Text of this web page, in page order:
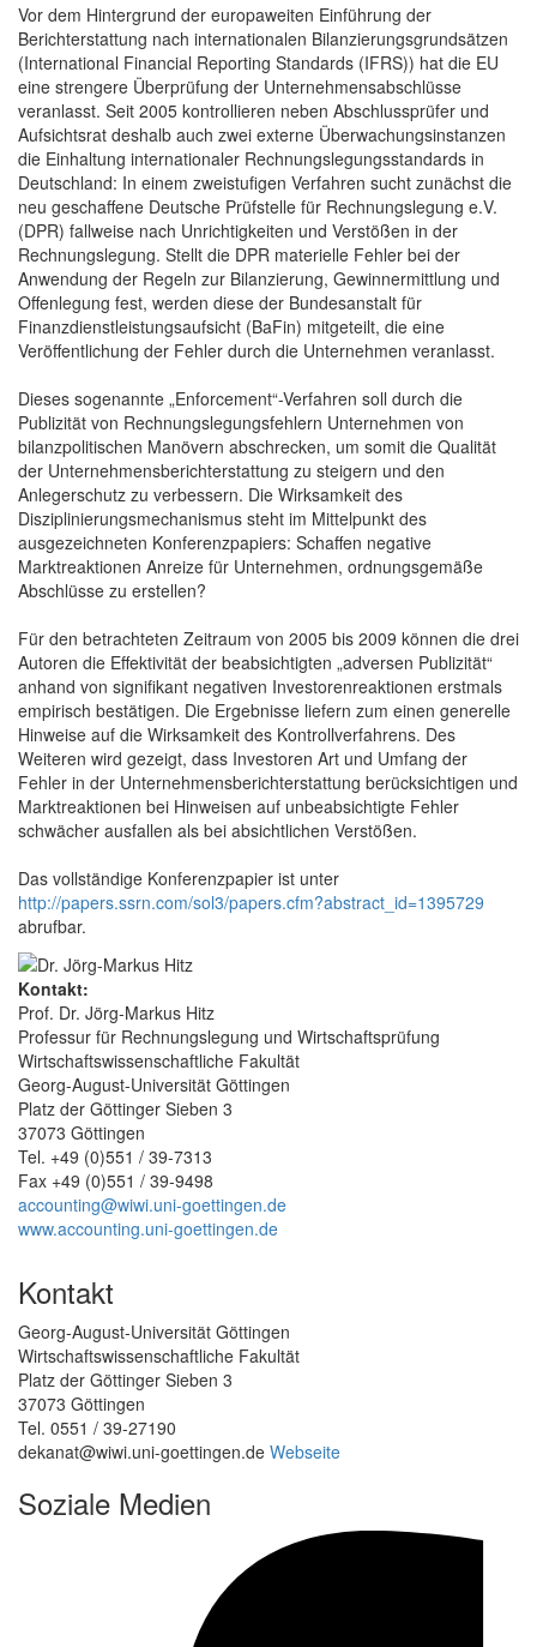
Vor dem Hintergrund der europaweiten Einführung der
Berichterstattung nach internationalen Bilanzierungsgrundsätzen
(International Financial Reporting Standards (IFRS)) hat die EU
eine strengere Überprüfung der Unternehmensabschlüsse
veranlasst. Seit 2005 kontrollieren neben Abschlussprüfer und
Aufsichtsrat deshalb auch zwei externe Überwachungsinstanzen
die Einhaltung internationaler Rechnungslegungsstandards in
Deutschland: In einem zweistufigen Verfahren sucht zunächst die
neu geschaffene Deutsche Prüfstelle für Rechnungslegung e.V.
(DPR) fallweise nach Unrichtigkeiten und Verstößen in der
Rechnungslegung. Stellt die DPR materielle Fehler bei der
Anwendung der Regeln zur Bilanzierung, Gewinnermittlung und
Offenlegung fest, werden diese der Bundesanstalt für
Finanzdienstleistungsaufsicht (BaFin) mitgeteilt, die eine
Veröffentlichung der Fehler durch die Unternehmen veranlasst.
Dieses sogenannte „Enforcement“-Verfahren soll durch die
Publizität von Rechnungslegungsfehlern Unternehmen von
bilanzpolitischen Manövern abschrecken, um somit die Qualität
der Unternehmensberichterstattung zu steigern und den
Anlegerschutz zu verbessern. Die Wirksamkeit des
Disziplinierungsmechanismus steht im Mittelpunkt des
ausgezeichneten Konferenzpapiers: Schaffen negative
Marktreaktionen Anreize für Unternehmen, ordnungsgemäße
Abschlüsse zu erstellen?
Für den betrachteten Zeitraum von 2005 bis 2009 können die drei
Autoren die Effektivität der beabsichtigten „adversen Publizität“
anhand von signifikant negativen Investorenreaktionen erstmals
empirisch bestätigen. Die Ergebnisse liefern zum einen generelle
Hinweise auf die Wirksamkeit des Kontrollverfahrens. Des
Weiteren wird gezeigt, dass Investoren Art und Umfang der
Fehler in der Unternehmensberichterstattung berücksichtigen und
Marktreaktionen bei Hinweisen auf unbeabsichtigte Fehler
schwächer ausfallen als bei absichtlichen Verstößen.
Das vollständige Konferenzpapier ist unter
http://papers.ssrn.com/sol3/papers.cfm?abstract_id=1395729
abrufbar.
Kontakt:
Prof. Dr. Jörg-Markus Hitz
Professur für Rechnungslegung und Wirtschaftsprüfung
Wirtschaftswissenschaftliche Fakultät
Georg-August-Universität Göttingen
Platz der Göttinger Sieben 3
37073 Göttingen
Tel. +49 (0)551 / 39-7313
Fax +49 (0)551 / 39-9498
accounting@wiwi.uni-goettingen.de
www.accounting.uni-goettingen.de
Kontakt
Georg-August-Universität Göttingen
Wirtschaftswissenschaftliche Fakultät
Platz der Göttinger Sieben 3
37073 Göttingen
Tel. 0551 / 39-27190
dekanat@wiwi.uni-goettingen.de Webseite
Soziale Medien